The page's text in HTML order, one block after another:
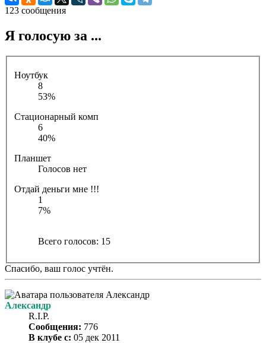
123 сообщения
Я голосую за ...
Ноутбук
8
53%
Стационарный комп
6
40%
Планшет
Голосов нет
Отдай деньги мне !!!
1
7%
Всего голосов: 15
Спасибо, ваш голос учтён.
Александр
R.I.P.
Сообщения: 776
В клубе с: 05 дек 2011